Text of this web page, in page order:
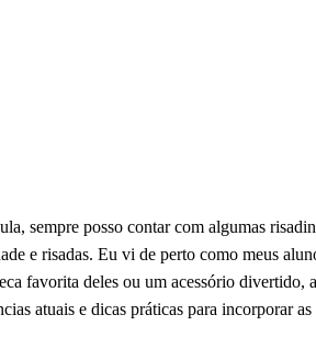
sempre posso contar com algumas
e risadas. Eu vi de perto como meus
favorita deles ou um acessório
atuais e dicas práticas para incorporar